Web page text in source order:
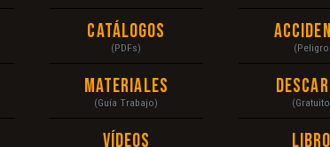
Catálogos
(PDFs)
Materiales
(Guía Trabajo)
Vídeos